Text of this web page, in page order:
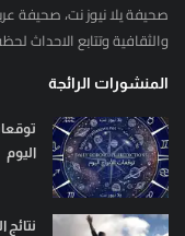
صحيفة يلا نيوز نت، صحيفة
والثقافية وتتابع الاحداث
المنشورات الرائجة
اليوم